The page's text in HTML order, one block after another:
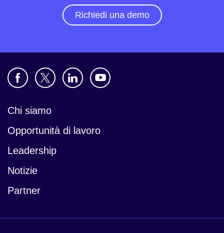
Richiedi una demo
Chi siamo
Opportunità di lavoro
Leadership
Notizie
Partner